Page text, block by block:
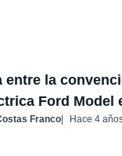
entre la
Ford Model
Franco Hace 4